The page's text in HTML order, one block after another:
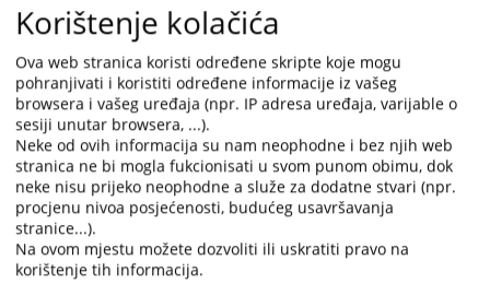
Razmatran godišnji izvještaj o radu Općinskog suda u Velikoj
Kladuši možete preuzeti kao excel datoteku u pratećim
Korištenje kolačića
Ova web stranica koristi određene skripte koje mogu
pohranjivati i koristiti određene informacije iz vašeg
browsera i vašeg uređaja (npr. IP adresa uređaja, varijable o
sesiji unutar browsera, ...).
Neke od ovih informacija su nam neophodne i bez njih web
stranica ne bi mogla fukcionisati u svom punom obimu, dok
neke nisu prijeko neophodne a služe za dodatne stvari (npr.
procjenu nivoa posjećenosti, budućeg usavršavanja
stranice...).
Na ovom mjestu možete dozvoliti ili uskratiti pravo na
korištenje tih informacija.